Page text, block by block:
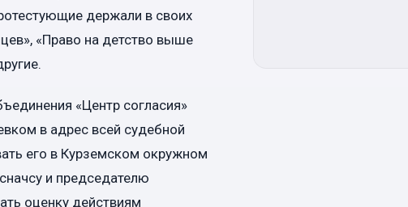
держали в своих
«Право на детство выше
«Центр согласия»
в адрес всей судебной
его в Курземском окружном
и председателю
оценку действиям